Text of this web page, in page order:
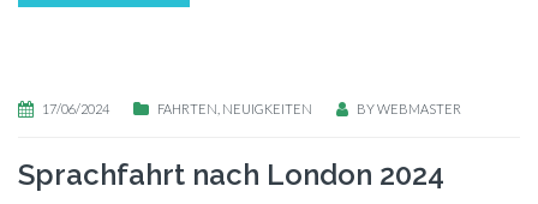
17/06/2024 FAHRTEN NEUIGKEITEN BYWEBMASTER
Sprachfahrt nach London 2024